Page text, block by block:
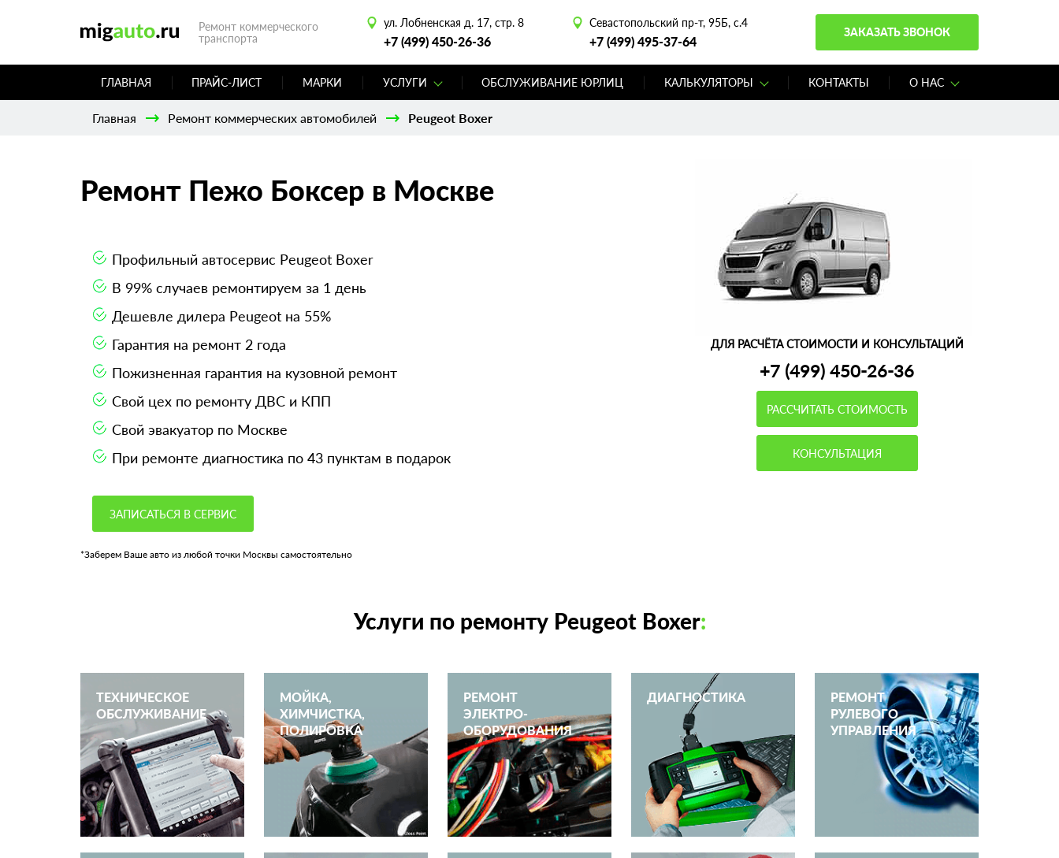
Ремонт коммерческого
транспорта
ул. Лобненская д. 17, стр. 8
+7 (499) 450-26-36
Севастопольский пр-т, 95Б, с.4
+7 (499) 495-37-64
ЗАКАЗАТЬ ЗВОНОК
ГЛАВНАЯ ПРАЙС-ЛИСТ МАРКИ УСЛУГИ ОБСЛУЖИВАНИЕ ЮРЛИЦ КАЛЬКУЛЯТОРЫ КОНТАКТЫ О НАС
Главная Ремонт коммерческих автомобилей Peugeot Boxer
Ремонт Пежо Боксер в Москве
Профильный автосервис Peugeot Boxer
В 99% случаев ремонтируем за 1 день
Дешевле дилера Peugeot на 55%
Гарантия на ремонт 2 года
Пожизненная гарантия на кузовной ремонт
Свой цех по ремонту ДВС и КПП
Свой эвакуатор по Москве
При ремонте диагностика по 43 пунктам в подарок
ЗАПИСАТЬСЯ В СЕРВИС
*Заберем Ваше авто из любой точки Москвы самостоятельно
ДЛЯ РАСЧЁТА СТОИМОСТИ И КОНСУЛЬТАЦИЙ
+7 (499) 450-26-36
РАССЧИТАТЬ СТОИМОСТЬ
КОНСУЛЬТАЦИЯ
Услуги по ремонту Peugeot Boxer:
ТЕХНИЧЕСКОЕ
ОБСЛУЖИВАНИЕ
МОЙКА,
ХИМЧИСТКА,
ПОЛИРОВКА
РЕМОНТ
ЭЛЕКТРО­
ОБОРУДОВАНИЯ
ДИАГНОСТИКА
РЕМОНТ
РУЛЕВОГО
УПРАВЛЕНИЯ